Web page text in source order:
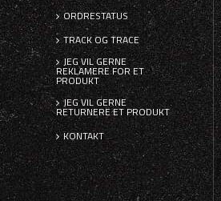
ORDRESTATUS
TRACK OG TRACE
JEG VIL GERNE
REKLAMERE FOR ET
PRODUKT
JEG VIL GERNE
RETURNERE ET PRODUKT
KONTAKT